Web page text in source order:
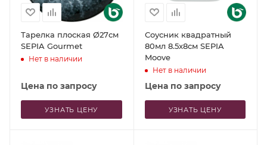
Тарелка плоская Ø27см
SEPIA Gourmet
Нет в наличии
Цена по запросу
УЗНАТЬ ЦЕНУ
Соусник квадратный
80мл 8.5x8см SEPIA
Moove
Нет в наличии
Цена по запросу
УЗНАТЬ ЦЕНУ